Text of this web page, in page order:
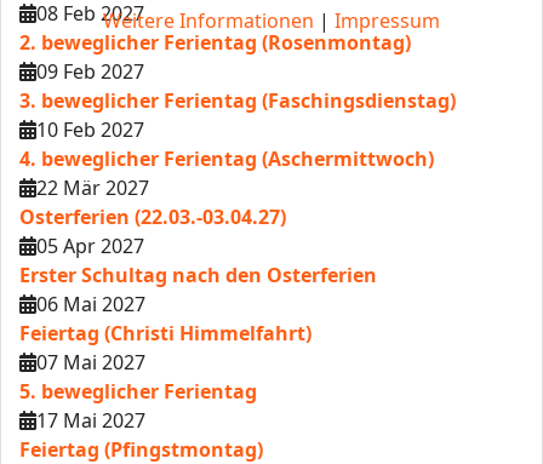
08 Feb 2027
2. beweglicher Ferientag (Rosenmontag)
09 Feb 2027
3. beweglicher Ferientag (Faschingsdienstag)
10 Feb 2027
4. beweglicher Ferientag (Aschermittwoch)
22 Mär 2027
Osterferien (22.03.-03.04.27)
05 Apr 2027
Erster Schultag nach den Osterferien
06 Mai 2027
Feiertag (Christi Himmelfahrt)
07 Mai 2027
5. beweglicher Ferientag
17 Mai 2027
Feiertag (Pfingstmontag)
Weitere Informationen | Impressum